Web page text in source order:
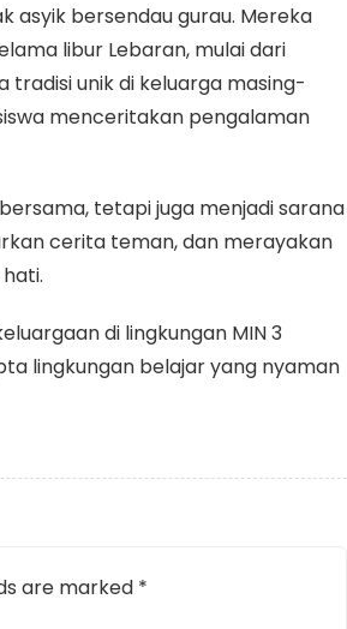
asyik bersendau gurau. Mereka
libur Lebaran, mulai dari
tradisi unik di keluarga masing-
menceritakan pengalaman
tetapi juga menjadi sarana
cerita teman, dan merayakan
di lingkungan MIN 3
lingkungan belajar yang nyaman
are marked *